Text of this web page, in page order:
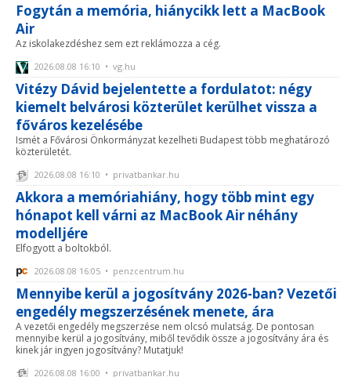
Fogytán a memória, hiánycikk lett a MacBook
Air
Az iskolakezdéshez sem ezt reklámozza a cég.
2026.08.08 16:10 • vg.hu
Vitézy Dávid bejelentette a fordulatot: négy
kiemelt belvárosi közterület kerülhet vissza a
főváros kezelésébe
Ismét a Fővárosi Önkormányzat kezelheti Budapest több meghatározó
közterületét.
2026.08.08 16:10 • privatbankar.hu
Akkora a memóriahiány, hogy több mint egy
hónapot kell várni az MacBook Air néhány
modelljére
Elfogyott a boltokból.
2026.08.08 16:05 • penzcentrum.hu
Mennyibe kerül a jogosítvány 2026-ban? Vezetői
engedély megszerzésének menete, ára
A vezetői engedély megszerzése nem olcsó mulatság. De pontosan
mennyibe kerül a jogosítvány, miből tevődik össze a jogosítvány ára és
kinek jár ingyen jogosítvány? Mutatjuk!
2026.08.08 16:00 • privatbankar.hu